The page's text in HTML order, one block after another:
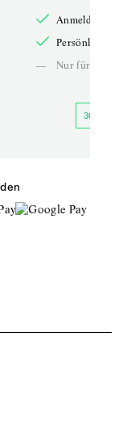
Anmelden
Persönliche
—
Nur für
30 TAGE